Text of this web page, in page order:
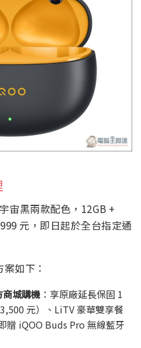
宙黑兩款配色，12GB +
元，即日起於全台指定通
如下：
城購機 ：享原廠延長保固 1
元）、LiTV 豪華雙享餐
贈 iQOO Buds Pro 無線藍牙